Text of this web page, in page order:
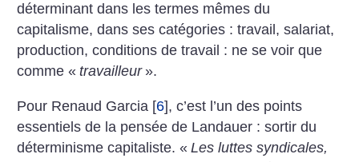
déterminant dans les termes mêmes du
capitalisme, dans ses catégories : travail, salariat,
production, condi­tions de tra­vail : ne se voir que
comme « travailleur ».
Pour Renaud Garcia [6], c’est l’un des points
essentiels de la pensée de Landauer : sortir du
déterminisme capitaliste. « Les luttes syn­di­cales,